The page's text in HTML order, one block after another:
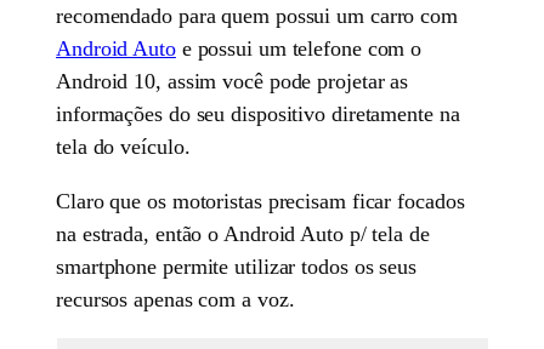
recomendado para quem possui um carro com
Android Autoe possui um telefone com o
Android 10, assim você pode projetar as
informações do seu dispositivo diretamente na
tela do veículo.
Claro que os motoristas precisam ficar focados
na estrada, então o Android Auto p/ tela de
smartphone permite utilizar todos os seus
recursos apenas com a voz.